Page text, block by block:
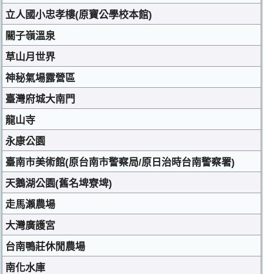
立人國小忠孝樓(原寶公學校本館)
關子嶺溫泉
草山月世界
神秘氣場露營區
臺灣府城大南門
龍山寺
永康公園
臺南市美術館(原台南市警察局/原日治時台南警察署)
天鵝湖公園(舊名埤寮埤)
走馬瀨農場
大灣廣護宮
台南鴨莊休閒農場
南化水庫